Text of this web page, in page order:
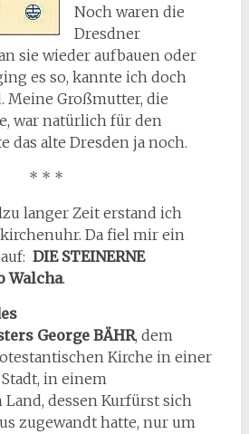
Noch waren die
Dresdner
sie wieder aufbauen oder
es so, kannte ich doch
Meine Großmutter, die
war natürlich für den
das alte Dresden ja noch.
* * *
langer Zeit erstand ich
Da fiel mir ein
DIE STEINERNE
Walcha.
George BÄHR, dem
Kirche in einer
in einem
dessen Kurfürst sich
zugewandt hatte, nur um